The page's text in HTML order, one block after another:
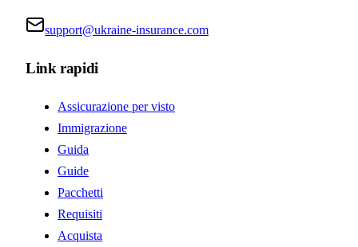
support@ukraine-insurance.com
Link rapidi
Assicurazione per visto
Immigrazione
Guida
Guide
Pacchetti
Requisiti
Acquista